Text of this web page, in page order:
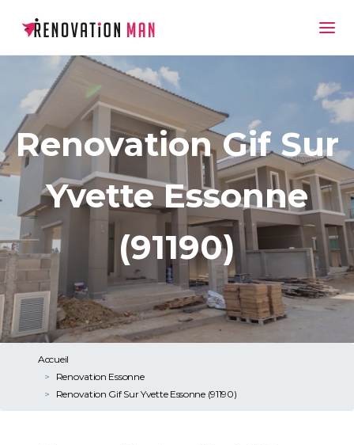
Renovation Gif Sur
Yvette Essonne
(91190)
Accueil
Renovation Essonne
Renovation Gif Sur Yvette Essonne (91190)